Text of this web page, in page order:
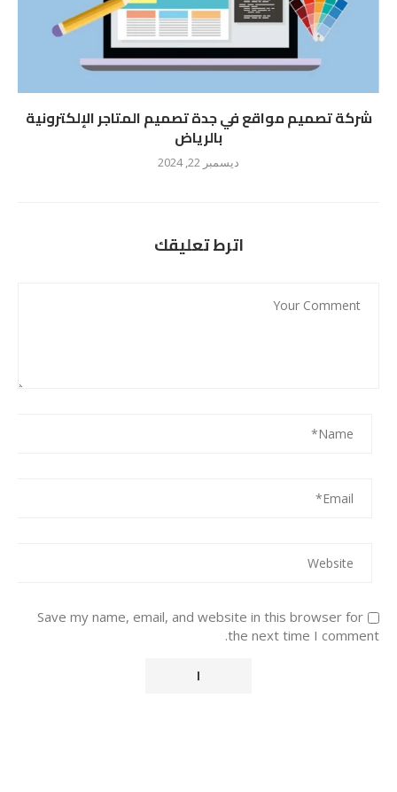
شركة تصميم مواقع في جدة تصميم المتاجر الإلكترونية
بالرياض
ديسمبر 22, 2024
اترط تعليقك
Save my name, email, and website in this browser for
the next time I comment.